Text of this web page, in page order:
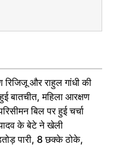
रिजिजू और राहुल गांधी की
बातचीत, महिला आरक्षण
बिल पर हुई चर्चा
के बेटे ने खेली
पारी, 8 छक्के ठोके,